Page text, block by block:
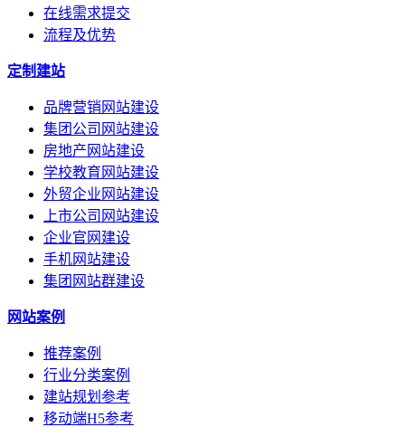
在线需求提交
流程及优势
定制建站
品牌营销网站建设
集团公司网站建设
房地产网站建设
学校教育网站建设
外贸企业网站建设
上市公司网站建设
企业官网建设
手机网站建设
集团网站群建设
网站案例
推荐案例
行业分类案例
建站规划参考
移动端H5参考